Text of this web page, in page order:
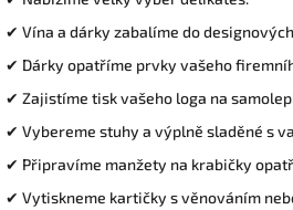
✔ Vína a dárky zabalíme do
✔ Dárky opatříme prvky vašeho
✔ Zajistíme tisk vašeho loga na
✔ Vybereme stuhy a výplně sladěné s
✔ Připravíme manžety na krabičky
✔ Vytiskneme kartičky s věnováním